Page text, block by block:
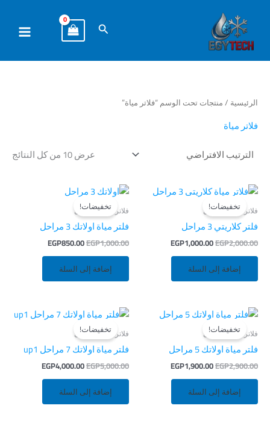
المحتوى
البحث
الرئيسية / منتجات تحت الوسم “فلاتر مياة”
فلاتر مياة
عرض ⁦10⁩ من كل النتائج
تخفيضات!فلاتر مياه 3 مراحل
فلتر كلاريتي 3 مراحل
EGP2,000.00
السعر
الأصلي
هو:
EGP2,000.00.
EGP1,000.00
السعر
الحالي
إضافة إلى السلة
تخفيضات!فلاتر مياه 3 مراحل
فلتر مياة اولاتك 3 مراحل
EGP1,000.00
السعر
الأصلي
هو:
EGP1,000.00.
EGP850.00
EGP850.00.
إضافة إلى السلة
تخفيضات!فلاتر مياه 5 مراحل
فلتر مياة اولاتك 5 مراحل
EGP2,900.00
السعر
الأصلي
هو:
EGP2,900.00.
EGP1,900.00
السعر
الحالي
إضافة إلى السلة
تخفيضات!فلاتر مياه 7 مراحل
فلتر مياة اولاتك 7 مراحل up1
EGP5,000.00
السعر
الأصلي
هو:
EGP5,000.00.
EGP4,000.00
السعر
الحالي
إضافة إلى السلة